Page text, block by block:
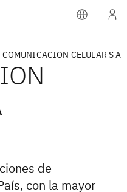
COMUNICACION CELULAR S A
de
con la mayor